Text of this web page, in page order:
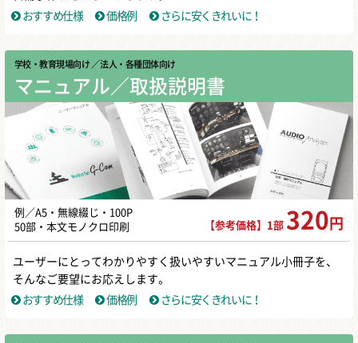
おすすめ仕様
価格例 さらに安くきれいに！
学校・教育現場向け ／ 法人・各種団体向け
マニュアル／取扱説明書
例／A5・無線綴じ・100P
50部・本文モノクロ印刷
【参考価格】1部 320 円
ユーザーにとってわかりやすく扱いやすいマニュアル小冊子を、
そんなご要望にお応えします。
おすすめ仕様
価格例 さらに安くきれいに！